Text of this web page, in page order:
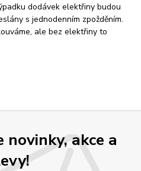
dodávek elektřiny budou
s jednodenním zpožděním.
ale bez elektřiny to
akce a